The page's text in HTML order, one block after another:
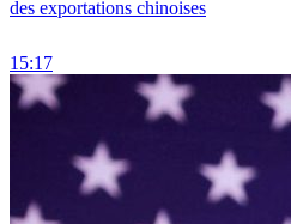
des exportations chinoises
15:17